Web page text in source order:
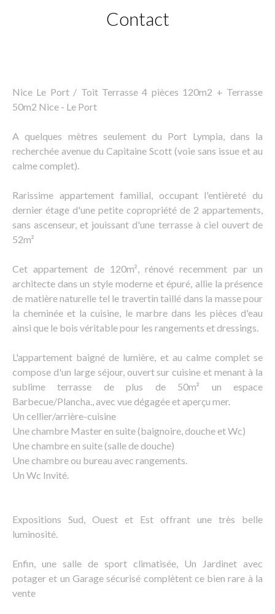
Contact
Nice Le Port / Toit Terrasse 4 pièces 120m2 + Terrasse
50m2 Nice - Le Port
A quelques mètres seulement du Port Lympia, dans la
recherchée avenue du Capitaine Scott (voie sans issue et au
calme complet).
Rarissime appartement familial, occupant l'entièreté du
dernier étage d'une petite copropriété de 2 appartements,
sans ascenseur, et jouissant d'une terrasse à ciel ouvert de
52m²
Cet appartement de 120m², rénové recemment par un
architecte dans un style moderne et épuré, allie la présence
de matière naturelle tel le travertin taillé dans la masse pour
la cheminée et la cuisine, le marbre dans les pièces d'eau
ainsi que le bois véritable pour les rangements et dressings.
L'appartement baigné de lumière, et au calme complet se
compose d'un large séjour, ouvert sur cuisine et menant à la
sublime terrasse de plus de 50m² un espace
Barbecue/Plancha., avec vue dégagée et aperçu mer.
Un cellier/arrière-cuisine
Une chambre Master en suite (baignoire, douche et Wc)
Une chambre en suite (salle de douche)
Une chambre ou bureau avec rangements.
Un Wc Invité.
Expositions Sud, Ouest et Est offrant une très belle
luminosité.
Enfin, une salle de sport climatisée, Un Jardinet avec
potager et un Garage sécurisé complètent ce bien rare à la
vente